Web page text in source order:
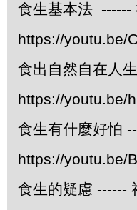
食生基本法 ------
https://youtu.be/
食出自然自在人
https://youtu.be/
食生有什麼好怕
https://youtu.be/
食生的疑慮 ------